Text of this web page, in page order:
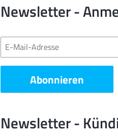
Newsletter -
E-
Mail-
Adresse
Abonnieren
Newsletter -